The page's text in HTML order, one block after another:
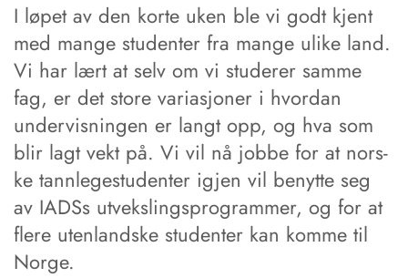
I løpet av den korte uken ble vi godt kjent
med mange studenter fra mange ulike land.
Vi har lært at selv ­om vi studerer samme
fag, er det store va­ria­sjo­ner i hvordan
undervisningen er langt opp, og hva som
blir lagt vekt på. Vi vil nå jobbe for at nors­
ke tannlegestudenter ­igjen vil benytte seg
av IADSs utvekslingsprogrammer, og for at
flere uten­land­ske studenter kan komme til
Norge.